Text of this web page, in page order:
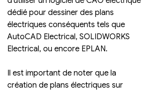
dédié pour dessiner des plans
électriques conséquents tels que
AutoCAD Electrical, SOLIDWORKS
Electrical, ou encore EPLAN.
Il est important de noter que la
création de plans électriques sur